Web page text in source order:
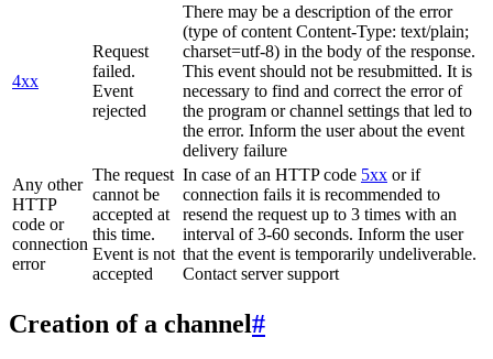
4xx
Request
failed.
Event
rejected
There may be a description of the error
(type of content Content-Type: text/plain;
charset=utf-8) in the body of the response.
This event should not be resubmitted. It is
necessary to find and correct the error of
the program or channel settings that led to
the error. Inform the user about the event
delivery failure
Any other
HTTP
code or
connection
error
The request
cannot be
accepted at
this time.
Event is not
accepted
In case of an HTTP code 5xx or if
connection fails it is recommended to
resend the request up to 3 times with an
interval of 3-60 seconds. Inform the user
that the event is temporarily undeliverable.
Contact server support
Creation of a channel#